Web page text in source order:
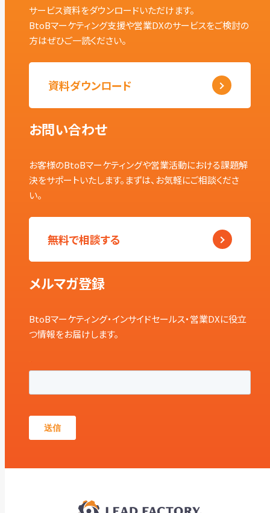
サービス資料をダウンロードいただけます。
BtoBマーケティング支援や営業DXのサービスをご検討の
方はぜひご一読ください。
資料ダウンロード
お問い合わせ
お客様のBtoBマーケティングや営業活動における課題解
決をサポートいたします。まずは、お気軽にご相談くださ
い。
無料で相談する
メルマガ登録
BtoBマーケティング・インサイドセールス・営業DXに役立
つ情報をお届けします。